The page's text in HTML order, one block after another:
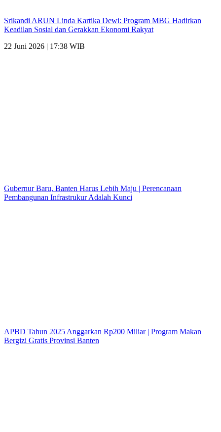
Srikandi ARUN Linda Kartika Dewi: Program MBG Hadirkan
Keadilan Sosial dan Gerakkan Ekonomi Rakyat
22 Juni 2026 | 17:38 WIB
Gubernur Baru, Banten Harus Lebih Maju | Perencanaan
Pembangunan Infrastrukur Adalah Kunci
APBD Tahun 2025 Anggarkan Rp200 Miliar | Program Makan
Bergizi Gratis Provinsi Banten